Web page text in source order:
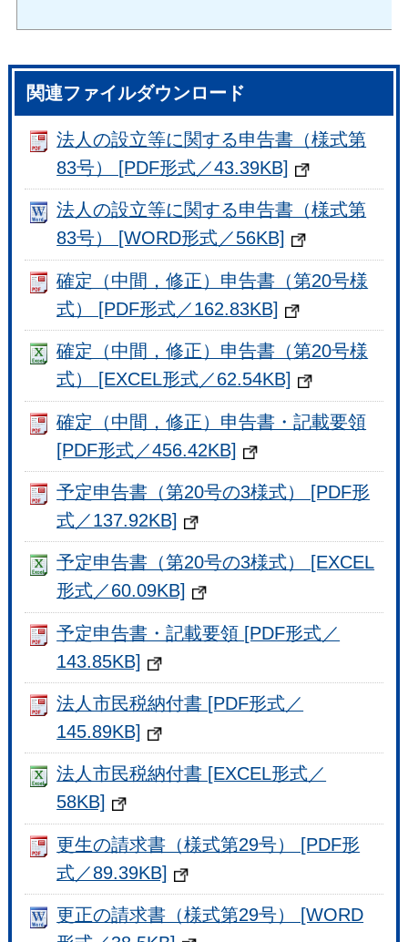
関連ファイルダウンロード
法人の設立等に関する申告書（様式第
83号） [PDF形式／43.39KB]
法人の設立等に関する申告書（様式第
83号） [WORD形式／56KB]
確定（中間，修正）申告書（第20号様
式） [PDF形式／162.83KB]
確定（中間，修正）申告書（第20号様
式） [EXCEL形式／62.54KB]
確定（中間，修正）申告書・記載要領
[PDF形式／456.42KB]
予定申告書（第20号の3様式） [PDF形
式／137.92KB]
予定申告書（第20号の3様式） [EXCEL
形式／60.09KB]
予定申告書・記載要領 [PDF形式／
143.85KB]
法人市民税納付書 [PDF形式／
145.89KB]
法人市民税納付書 [EXCEL形式／
58KB]
更生の請求書（様式第29号） [PDF形
式／89.39KB]
更正の請求書（様式第29号） [WORD